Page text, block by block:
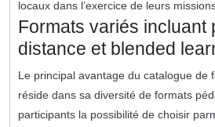
locaux dans l’exercice de leurs
Formats variés incluant
distance et blended
Le principal avantage du catalogue de
réside dans sa diversité de formats
participants la possibilité de choisir